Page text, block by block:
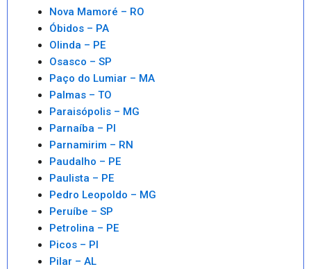
Nova Mamoré – RO
Óbidos – PA
Olinda – PE
Osasco – SP
Paço do Lumiar – MA
Palmas – TO
Paraisópolis – MG
Parnaíba – PI
Parnamirim – RN
Paudalho – PE
Paulista – PE
Pedro Leopoldo – MG
Peruíbe – SP
Petrolina – PE
Picos – PI
Pilar – AL